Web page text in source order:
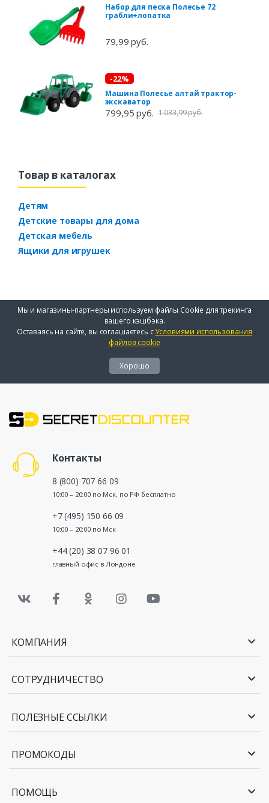
Набор для песка Полесье 72
грабли+лопатка
79,99 руб.
-22%
Машина Полесье алтай трактор-
экскаватор
799,95 руб. 1 033,99 руб.
Товар в каталогах
Детям
Детские товары для дома
Детская мебель
Ящики для игрушек
Мы и магазины-партнеры используем файлы Cookie для трекинга
вашего кэшбэка.
Оставаясь на сайте, вы соглашаетесь сУсловиями использования
файлов cookie
Хорошо
Контакты
8 (800) 707 66 09
10:00 – 20:00 по Мск, по РФ бесплатно
+7 (495) 150 66 09
10:00 – 20:00 по Мск
+44 (20) 38 07 96 01
главный офис в Лондоне
КОМПАНИЯ
СОТРУДНИЧЕСТВО
ПОЛЕЗНЫЕ ССЫЛКИ
ПРОМОКОДЫ
ПОМОЩЬ